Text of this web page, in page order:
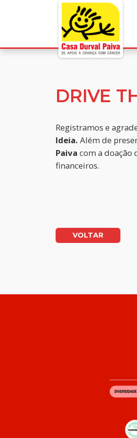
DRIVE
Registramos e
Ideia. Além de
Paiva com a doação
financeiros.
VOLTAR